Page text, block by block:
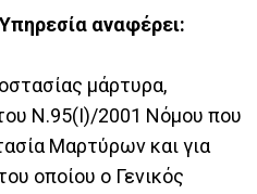
αναφέρει:
μάρτυρα,
Ν.95(Ι)/2001 Νόμου που
Μαρτύρων και για
οποίου ο Γενικός